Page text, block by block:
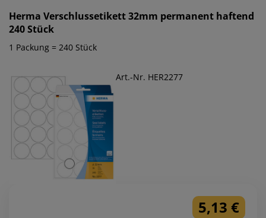
Herma Verschlussetikett 32mm permanent haftend
240 Stück
1 Packung = 240 Stück
Art.-Nr. HER2277
5,13 €